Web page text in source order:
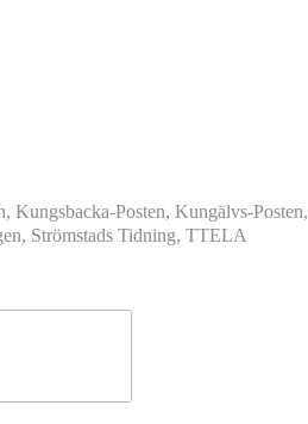
Kungsbacka-Posten, Kungälvs-Posten,
Strömstads Tidning, TTELA